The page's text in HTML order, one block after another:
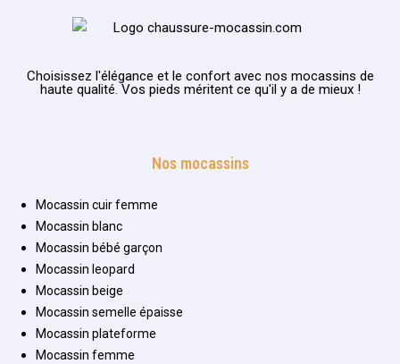
Choisissez l'élégance et le confort avec nos mocassins de
haute qualité. Vos pieds méritent ce qu'il y a de mieux !
Nos mocassins
Mocassin cuir femme
Mocassin blanc
Mocassin bébé garçon
Mocassin leopard
Mocassin beige
Mocassin semelle épaisse
Mocassin plateforme
Mocassin femme